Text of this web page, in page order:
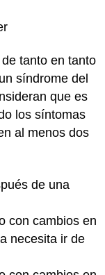
tanto en tanto
síndrome del
que es
los síntomas
al menos dos
de una
con cambios en
necesita ir de